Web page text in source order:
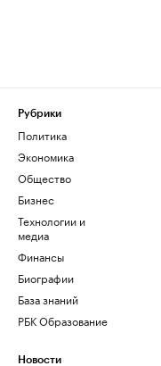
Рубрики
Политика
Экономика
Общество
Бизнес
Технологии и
медиа
Финансы
Биографии
База знаний
РБК Образование
Новости